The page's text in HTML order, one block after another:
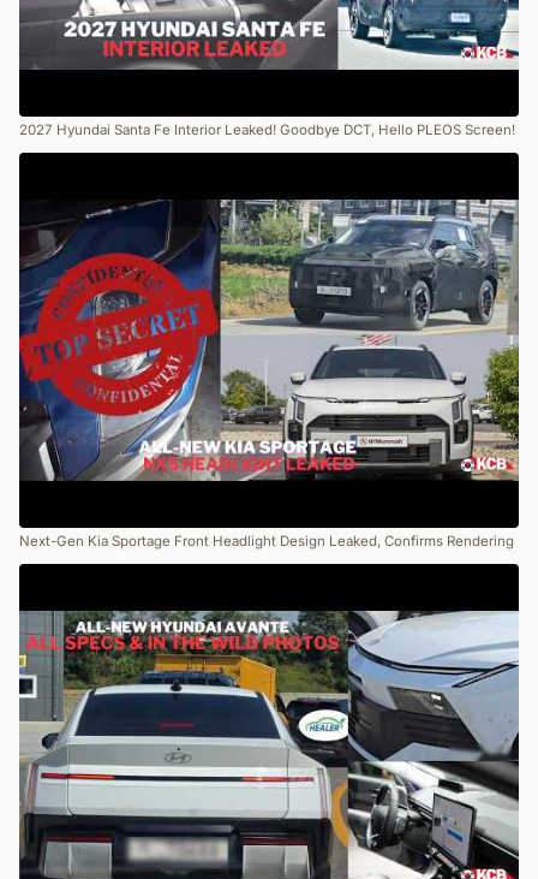
2027 Hyundai Santa Fe Interior Leaked! Goodbye DCT, Hello PLEOS Screen!
Next-Gen Kia Sportage Front Headlight Design Leaked, Confirms Rendering